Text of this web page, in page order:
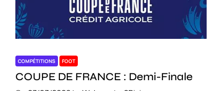
COMPÉTITIONS FOOT
COUPE DE FRANCE : Demi-Finale